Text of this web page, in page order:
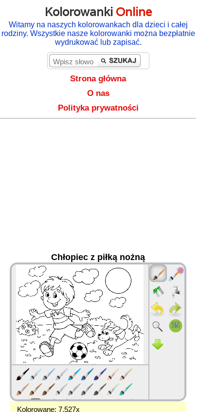
Kolorowanki Online
Witamy na naszych kolorowankach dla dzieci i całej
rodziny. Wszystkie nasze kolorowanki można bezpłatnie
wydrukować lub zapisać.
Strona główna
O nas
Polityka prywatności
Chłopiec z piłką nożną
Kolorowane: 7,527x